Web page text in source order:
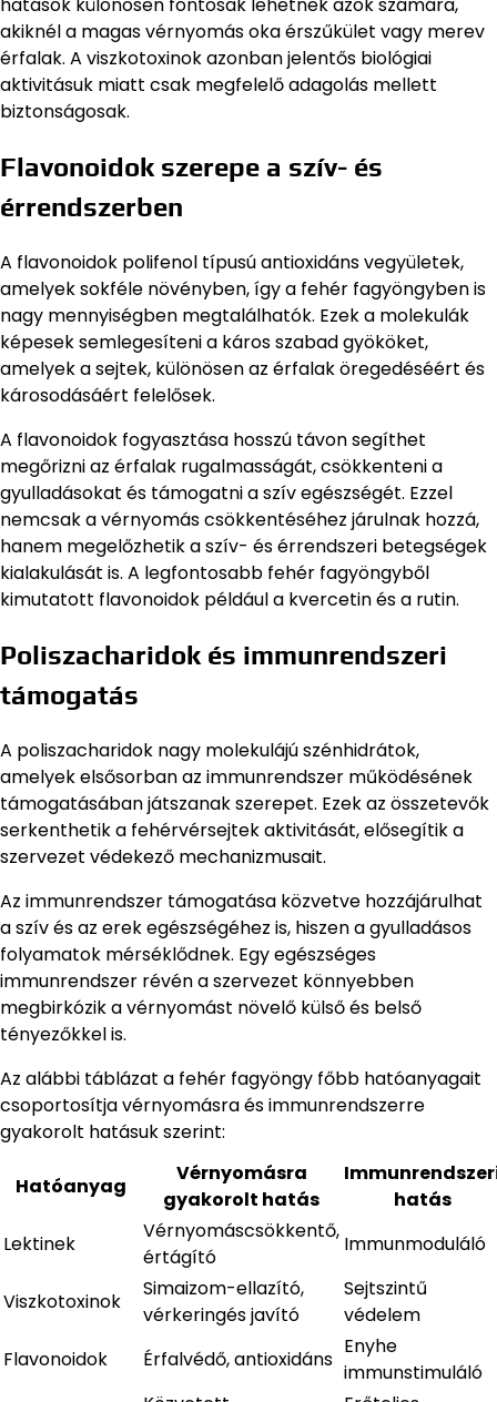
hatások különösen fontosak lehetnek azok számára,
akiknél a magas vérnyomás oka érszűkület vagy merev
érfalak. A viszkotoxinok azonban jelentős biológiai
aktivitásuk miatt csak megfelelő adagolás mellett
biztonságosak.
Flavonoidok szerepe a szív- és
érrendszerben
A flavonoidok polifenol típusú antioxidáns vegyületek,
amelyek sokféle növényben, így a fehér fagyöngyben is
nagy mennyiségben megtalálhatók. Ezek a molekulák
képesek semlegesíteni a káros szabad gyököket,
amelyek a sejtek, különösen az érfalak öregedéséért és
károsodásáért felelősek.
A flavonoidok fogyasztása hosszú távon segíthet
megőrizni az érfalak rugalmasságát, csökkenteni a
gyulladásokat és támogatni a szív egészségét. Ezzel
nemcsak a vérnyomás csökkentéséhez járulnak hozzá,
hanem megelőzhetik a szív- és érrendszeri betegségek
kialakulását is. A legfontosabb fehér fagyöngyből
kimutatott flavonoidok például a kvercetin és a rutin.
Poliszacharidok és immunrendszeri
támogatás
A poliszacharidok nagy molekulájú szénhidrátok,
amelyek elsősorban az immunrendszer működésének
támogatásában játszanak szerepet. Ezek az összetevők
serkenthetik a fehérvérsejtek aktivitását, elősegítik a
szervezet védekező mechanizmusait.
Az immunrendszer támogatása közvetve hozzájárulhat
a szív és az erek egészségéhez is, hiszen a gyulladásos
folyamatok mérséklődnek. Egy egészséges
immunrendszer révén a szervezet könnyebben
megbirkózik a vérnyomást növelő külső és belső
tényezőkkel is.
Az alábbi táblázat a fehér fagyöngy főbb hatóanyagait
csoportosítja vérnyomásra és immunrendszerre
gyakorolt hatásuk szerint:
Hatóanyag
Vérnyomásra
gyakorolt hatás
hatás
Lektinek
Vérnyomáscsökkentő,
értágító
Immunmoduláló
Viszkotoxinok
Simaizom-ellazító,
vérkeringés javító
Sejtszintű
védelem
Flavonoidok
Érfalvédő, antioxidáns
Enyhe
immunstimuláló